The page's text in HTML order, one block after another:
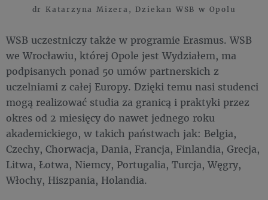
dr Katarzyna Mizera, Dziekan WSB w Opolu
WSB uczestniczy także w programie Erasmus. WSB
we Wrocławiu, której Opole jest Wydziałem, ma
podpisanych ponad 50 umów partnerskich z
uczelniami z całej Europy. Dzięki temu nasi studenci
mogą realizować studia za granicą i praktyki przez
okres od 2 miesięcy do nawet jednego roku
akademickiego, w takich państwach jak: Belgia,
Czechy, Chorwacja, Dania, Francja, Finlandia, Grecja,
Litwa, Łotwa, Niemcy, Portugalia, Turcja, Węgry,
Włochy, Hiszpania, Holandia.